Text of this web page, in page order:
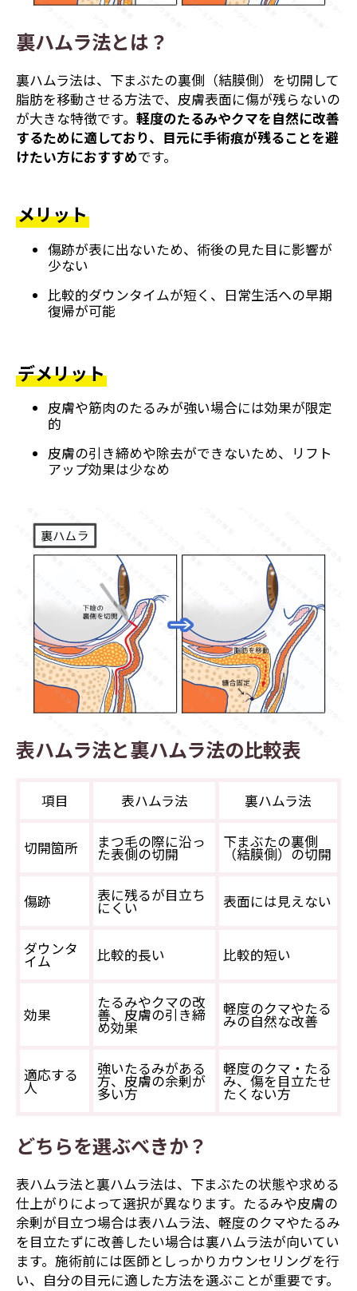
裏ハムラ法とは？
裏ハムラ法は、下まぶたの裏側（結膜側）を切開して
脂肪を移動させる方法で、皮膚表面に傷が残らないの
が大きな特徴です。 軽度のたるみやクマを自然に改善
するために適しており、目元に手術痕が残ることを避
けたい方におすすめです。
メリット
傷跡が表に出ないため、術後の見た目に影響が
少ない
比較的ダウンタイムが短く、日常生活への早期
復帰が可能
デメリット
皮膚や筋肉のたるみが強い場合には効果が限定
的
皮膚の引き締めや除去ができないため、リフト
アップ効果は少なめ
表ハムラ法と裏ハムラ法の比較表
項目 表ハムラ法 裏ハムラ法
切開箇所 まつ毛の際に沿っ
た表側の切開
下まぶたの裏側
（結膜側）の切開
傷跡 表に残るが目立ち
にくい 表面には見えない
ダウンタ
イム 比較的長い 比較的短い
効果
たるみやクマの改
善、皮膚の引き締
め効果
軽度のクマやたる
みの自然な改善
適応する
人
強いたるみがある
方、皮膚の余剰が
多い方
軽度のクマ・たる
み、傷を目立たせ
たくない方
どちらを選ぶべきか？
表ハムラ法と裏ハムラ法は、下まぶたの状態や求める
仕上がりによって選択が異なります。たるみや皮膚の
余剰が目立つ場合は表ハムラ法、軽度のクマやたるみ
を目立たずに改善したい場合は裏ハムラ法が向いてい
ます。施術前には医師としっかりカウンセリングを行
い、自分の目元に適した方法を選ぶことが重要です。